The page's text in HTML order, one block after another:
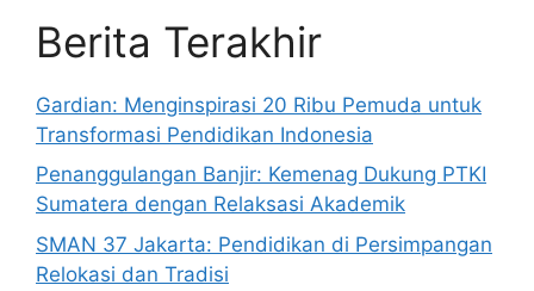
Berita Terakhir
Gardian: Menginspirasi 20 Ribu Pemuda untuk
Transformasi Pendidikan Indonesia
Penanggulangan Banjir: Kemenag Dukung PTKI
Sumatera dengan Relaksasi Akademik
SMAN 37 Jakarta: Pendidikan di Persimpangan
Relokasi dan Tradisi